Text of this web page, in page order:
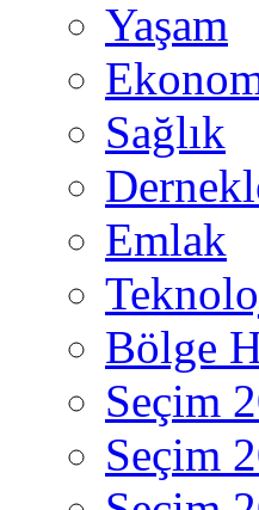
Yaşam
Sağlık
Emlak
Bölge
Seçim
Seçim